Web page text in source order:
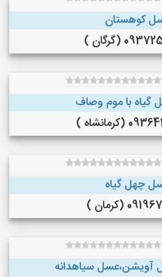
کوهستان
(گرگان )
با موم وصاف
)
چهل گیاه
(کرمان )
آویشن،عسل سیاهدانه